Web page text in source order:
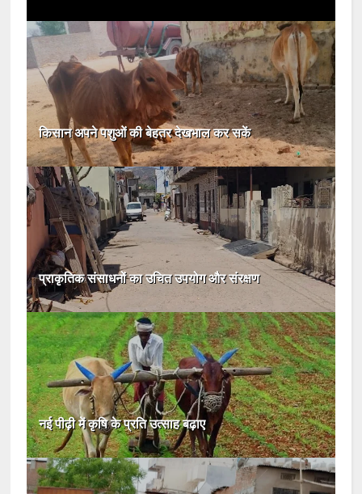
किसान अपने पशुओं की बेहतर देखभाल कर सकें
प्राकृतिक संसाधनों का उचित उपयोग और संरक्षण
नई पीढ़ी में कृषि के प्रति उत्साह बढ़ाए